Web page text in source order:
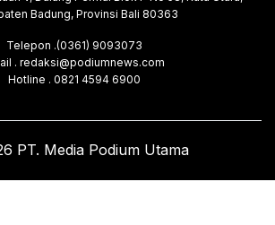
Badung, Provinsi Bali 80363
Telepon .(0361) 9093073
. redaksi@podiumnews.com
Hotline . 0821 4594 6900
PT. Media Podium Utama